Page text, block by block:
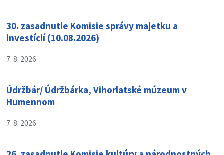
30. zasadnutie Komisie správy majetku a
investícií (10.08.2026)
7. 8. 2026
Údržbár/ Údržbárka, Vihorlatské múzeum v
Humennom
7. 8. 2026